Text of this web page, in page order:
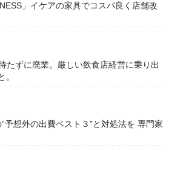
」イケアの家具でコスパ良く店舗改
たずに廃業。厳しい飲食店経営に乗り出
予想外の出費ベスト３”と対処法を 専門家